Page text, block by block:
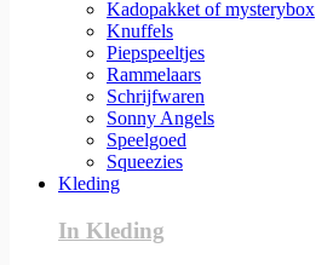
Kadopakket of mysterybox
Knuffels
Piepspeeltjes
Rammelaars
Schrijfwaren
Sonny Angels
Speelgoed
Squeezies
Kleding
In Kleding